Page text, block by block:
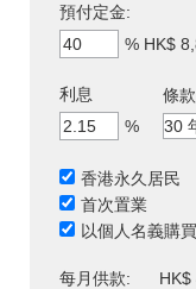
預付定金:
% HK$
利息
%
條款
香港永久居民
首次置業
以個人名義購
每月供款: